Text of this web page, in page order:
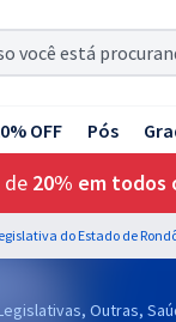
OFF Pós
de 20% em todos
Outras,